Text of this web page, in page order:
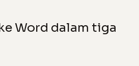
Word dalam tiga